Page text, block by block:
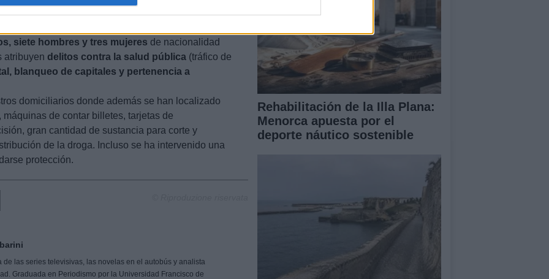
de la organización, los agentes procedieron a la
siete hombres y tres mujeres de nacionalidad
atribuyen delitos contra la salud pública (tráfico de
blanqueo de capitales y pertenencia a
domiciliarios donde además se han localizado
de contar billetes, tarjetas de
gran cantidad de sustancia para corte y
de la droga. Incluso se ha intervenido una
protección.
de las series televisivas, las novelas en el autobús y analista
Graduada en Periodismo por la Universidad Francisco de
Rehabilitación de la Illa Plana:
Menorca apuesta por el
deporte náutico sostenible